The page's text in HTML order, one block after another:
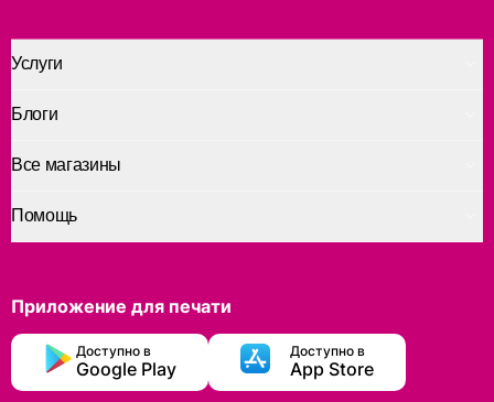
Услуги
Помощь
Блоги
Все магазины
Приложение для печати
Доступно в
Google Play
Доступно в
App Store